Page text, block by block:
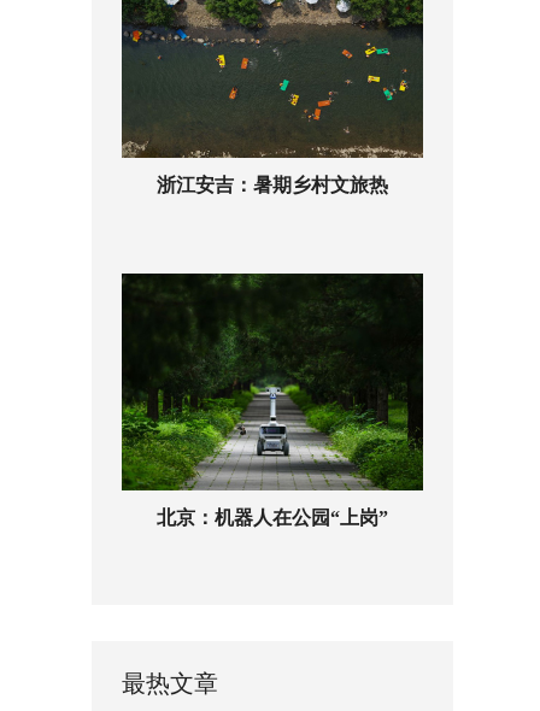
浙江安吉：暑期乡村文旅热
北京：机器人在公园“上岗”
最热文章